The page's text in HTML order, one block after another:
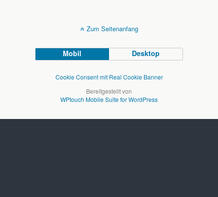
Zum Seitenanfang
Mobil Desktop
Cookie Consent mit Real Cookie Banner
Bereitgestellt von
WPtouch Mobile Suite for WordPress